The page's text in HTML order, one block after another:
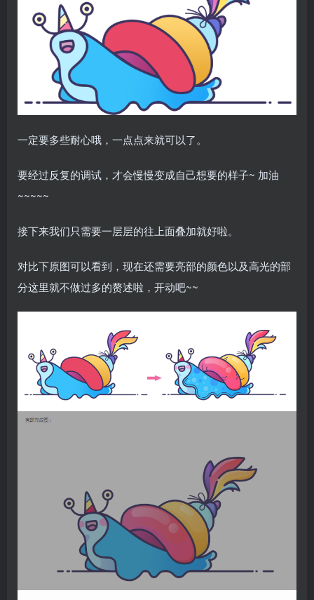
一定要多些耐心哦，一点点来就可以了。
要经过反复的调试，才会慢慢变成自己想要的样子~ 加油
~~~~~
接下来我们只需要一层层的往上面叠加就好啦。
对比下原图可以看到，现在还需要亮部的颜色以及高光的部
分这里就不做过多的赘述啦，开动吧~~